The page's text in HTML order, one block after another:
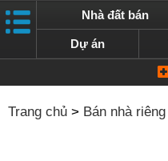
Nhà đất bán
Dự án
Trang chủ > Bán nhà riêng